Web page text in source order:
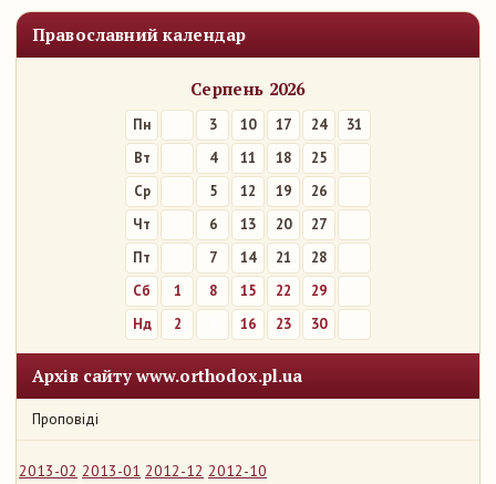
Православний календар
Серпень 2026
Пн 3 10 17 24
31
Вт
4 11 18
25
Ср
5 12 19
26
Чт
6 13 20
27
Пт
7 14 21
28
Сб
1 8 15 22
29
Нд
2 16 23 30
Архів сайту www.orthodox.pl.ua
Проповіді
2013-02 2013-01 2012-12 2012-10